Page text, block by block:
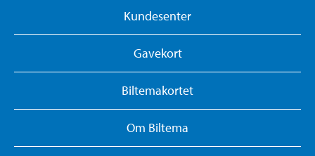
Kundesenter
Gavekort
Biltemakortet
Om Biltema